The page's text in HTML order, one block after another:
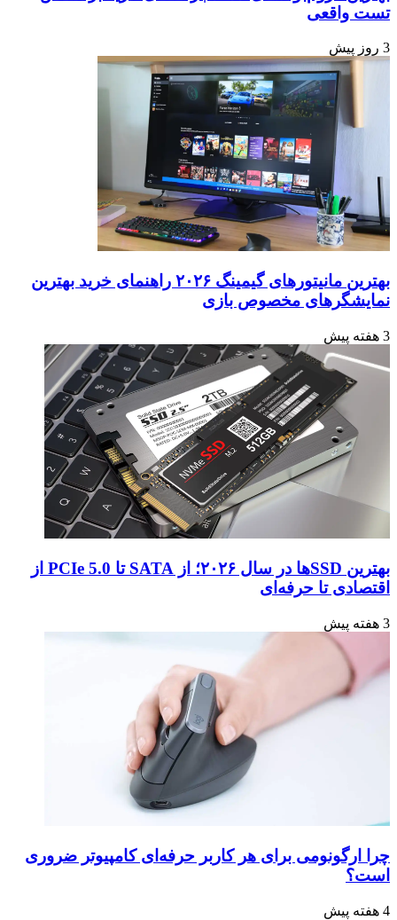
تست واقعی
3 روز پیش
بهترین مانیتورهای گیمینگ ۲۰۲۶ راهنمای خرید بهترین
نمایشگرهای مخصوص بازی
3 هفته پیش
بهترین SSDها در سال ۲۰۲۶؛ از SATA تا PCIe 5.0 از
اقتصادی تا حرفه‌ای
3 هفته پیش
چرا ارگونومی برای هر کاربر حرفه‌ای کامپیوتر ضروری
است؟
4 هفته پیش